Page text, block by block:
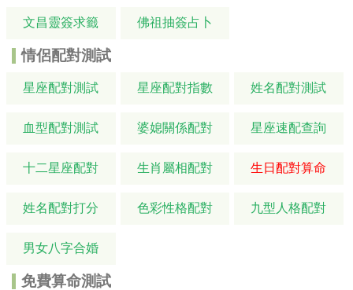
文昌靈簽求籤 佛祖抽簽占卜
情侶配對測試
星座配對測試 星座配對指數 姓名配對測試
血型配對測試 婆媳關係配對 星座速配查詢
十二星座配對 生肖屬相配對 生日配對算命
姓名配對打分 色彩性格配對 九型人格配對
男女八字合婚
免費算命測試